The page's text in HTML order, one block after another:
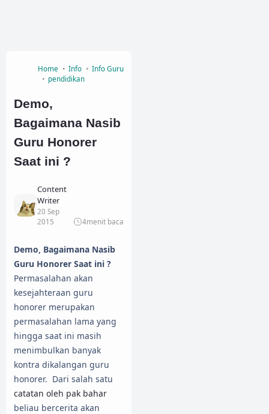
Home Info
Info Guru
pendidikan
Demo,
Bagaimana Nasib
Guru Honorer
Saat ini ?
Content
Writer
20 Sep
2015
4menit baca
Demo, Bagaimana Nasib
Guru Honorer Saat ini ?
Permasalahan akan
kesejahteraan guru
honorer merupakan
permasalahan lama yang
hingga saat ini masih
menimbulkan banyak
kontra dikalangan guru
honorer. Dari salah satu
catatan oleh pak bahar
beliau bercerita akan